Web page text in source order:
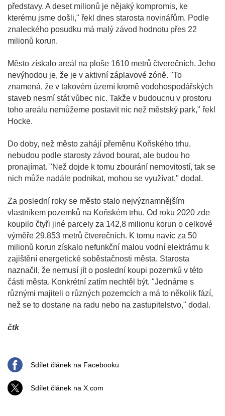
představy. A deset milionů je nějaký kompromis, ke
kterému jsme došli," řekl dnes starosta novinářům. Podle
znaleckého posudku má malý závod hodnotu přes 22
milionů korun.
Město získalo areál na ploše 1610 metrů čtverečních. Jeho
nevýhodou je, že je v aktivní záplavové zóně. "To
znamená, že v takovém území kromě vodohospodářských
staveb nesmí stát vůbec nic. Takže v budoucnu v prostoru
toho areálu nemůžeme postavit nic než městský park," řekl
Hocke.
Do doby, než město zahájí přeměnu Koňského trhu,
nebudou podle starosty závod bourat, ale budou ho
pronajímat. "Než dojde k tomu zbourání nemovitostí, tak se
nich může nadále podnikat, mohou se využívat," dodal.
Za poslední roky se město stalo nejvýznamnějším
vlastníkem pozemků na Koňském trhu. Od roku 2020 zde
koupilo čtyři jiné parcely za 142,8 milionu korun o celkové
výměře 29.853 metrů čtverečních. K tomu navíc za 50
milionů korun získalo nefunkční malou vodní elektrárnu k
zajištění energetické soběstačnosti města. Starosta
naznačil, že nemusí jít o poslední koupi pozemků v této
části města. Konkrétní zatím nechtěl být. "Jednáme s
různými majiteli o různých pozemcích a má to několik fází,
než se to dostane na radu nebo na zastupitelstvo," dodal.
čtk
Sdílet článek na Facebooku
Sdílet článek na X.com